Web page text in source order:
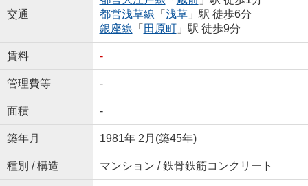
交通
都営浅草線 「 浅草」駅 徒歩6分
銀座線 「 田原町」駅 徒歩9分
賃料 -
管理費等 -
面積 -
築年月 1981年 2月(築45年)
種別 / 構造 マンション / 鉄骨鉄筋コンクリート